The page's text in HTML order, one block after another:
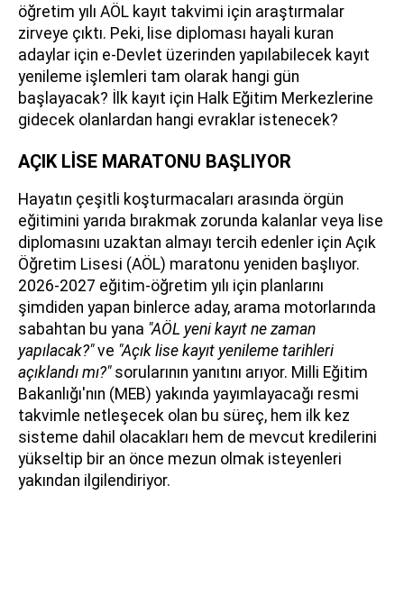
öğretim yılı AÖL kayıt takvimi için araştırmalar
zirveye çıktı. Peki, lise diploması hayali kuran
adaylar için e-Devlet üzerinden yapılabilecek kayıt
yenileme işlemleri tam olarak hangi gün
başlayacak? İlk kayıt için Halk Eğitim Merkezlerine
gidecek olanlardan hangi evraklar istenecek?
AÇIK LİSE MARATONU BAŞLIYOR
Hayatın çeşitli koşturmacaları arasında örgün
eğitimini yarıda bırakmak zorunda kalanlar veya lise
diplomasını uzaktan almayı tercih edenler için Açık
Öğretim Lisesi (AÖL) maratonu yeniden başlıyor.
2026-2027 eğitim-öğretim yılı için planlarını
şimdiden yapan binlerce aday, arama motorlarında
sabahtan bu yana "AÖL yeni kayıt ne zaman
yapılacak?"ve "Açık lise kayıt yenileme tarihleri
açıklandı mı?"sorularının yanıtını arıyor. Milli Eğitim
Bakanlığı'nın (MEB) yakında yayımlayacağı resmi
takvimle netleşecek olan bu süreç, hem ilk kez
sisteme dahil olacakları hem de mevcut kredilerini
yükseltip bir an önce mezun olmak isteyenleri
yakından ilgilendiriyor.